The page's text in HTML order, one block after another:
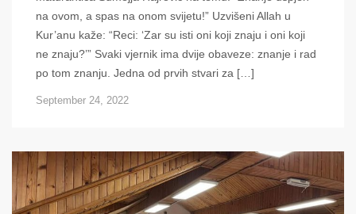
na ovom, a spas na onom svijetu!” Uzvišeni Allah u
Kur’anu kaže: “Reci: ‘Zar su isti oni koji znaju i oni koji
ne znaju?’” Svaki vjernik ima dvije obaveze: znanje i rad
po tom znanju. Jedna od prvih stvari za […]
September 24, 2022